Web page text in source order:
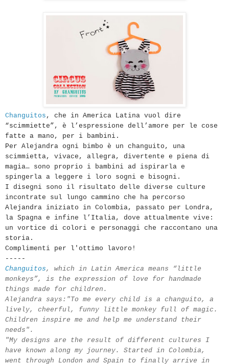
Changuitos , che in America Latina vuol dire
“scimmiette”, è l’espressione dell’amore per le cose
fatte a mano, per i bambini.
Per Alejandra ogni bimbo è un changuito, una
scimmietta, vivace, allegra, divertente e piena di
magia… sono proprio i bambini ad ispirarla e
spingerla a leggere i loro sogni e bisogni.
I disegni sono il risultato delle diverse culture
incontrate sul lungo cammino che ha percorso
Alejandra iniziato in Colombia, passato per Londra,
la Spagna e infine l’Italia, dove attualmente vive:
un vortice di colori e personaggi che raccontano una
storia.
Complimenti per l'ottimo lavoro!
-----
Changuitos, which in Latin America means “little
monkeys”, is the expression of love for handmade
things made for children.
Alejandra says:"To me every child is a changuito, a
lively, cheerful, funny little monkey full of magic.
Children inspire me and help me understand their
needs".
"My designs are the result of different cultures I
have known along my journey. Started in Colombia,
went through London and Spain to finally arrive in